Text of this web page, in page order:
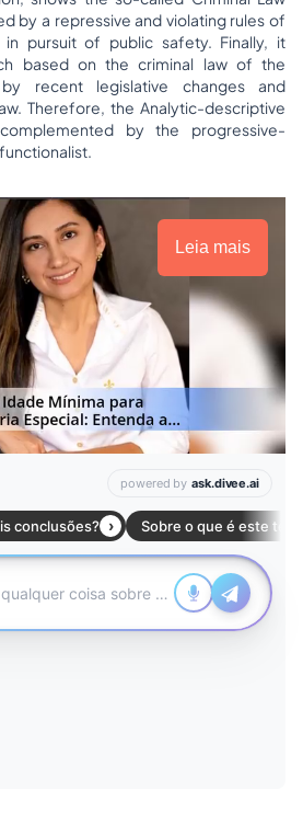
by a repressive and violating rules of
in pursuit of public safety. Finally, it
based on the criminal law of the
recent legislative changes and
Therefore, the Analytic-descriptive
by the progressive-
Leia mais